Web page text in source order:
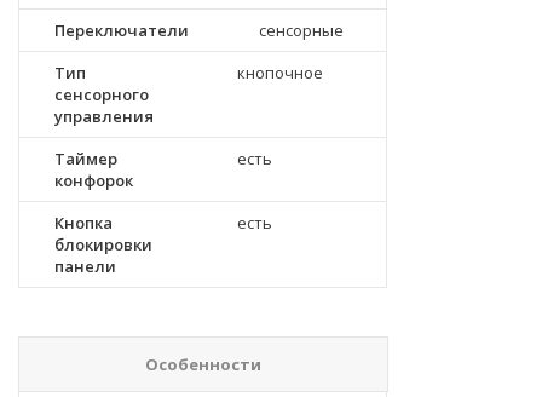
Переключатели
сенсорные
Тип
сенсорного
управления
кнопочное
Таймер
конфорок
есть
Кнопка
блокировки
панели
есть
Особенности